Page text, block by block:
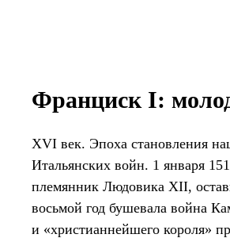
Франциск I:
XVI век. Эпоха становления
Итальянских войн. 1 января
племянник Людовика XII,
восьмой год бушевала война
и «христианнейшего короля»